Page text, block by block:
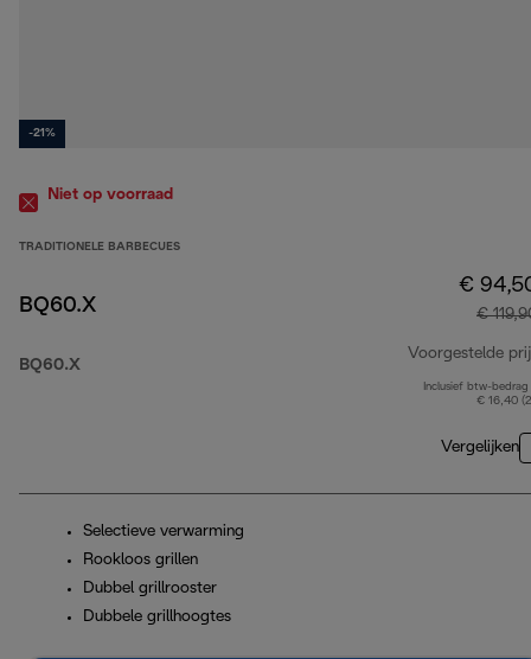
-21%
Niet op voorraad
TRADITIONELE BARBECUES
BQ60.X
BQ60.X
€
€
Voorgestelde
Inclusief btw-bedrag
€ 16,40
Vergelijken
Selectieve verwarming
Rookloos grillen
Dubbel grillrooster
Dubbele grillhoogtes